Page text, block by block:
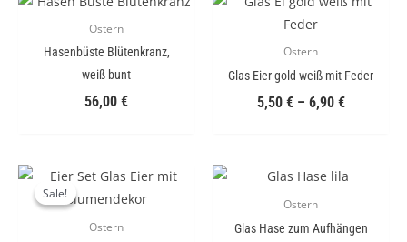
Ostern
Hasenbüste Blütenkranz,
weiß bunt
56,00 €
Ostern
Glas Eier gold weiß mit Feder
5,50 €– 6,90 €
Sale!
Sale!
Ostern
Ursprünglicher
Preis
32,40 €
Aktueller
Ostern
Glas Hase zum Aufhängen